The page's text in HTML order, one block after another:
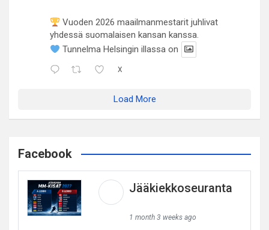
Vuoden 2026 maailmanmestarit juhlivat
yhdessä suomalaisen kansan kanssa.
Tunnelma Helsingin illassa on
X
Load More
Facebook
Jääkiekkoseuranta
1 month 3 weeks ago